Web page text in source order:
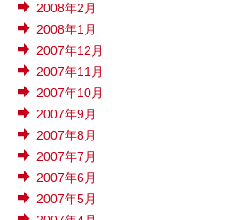
2008年2月
2008年1月
2007年12月
2007年11月
2007年10月
2007年9月
2007年8月
2007年7月
2007年6月
2007年5月